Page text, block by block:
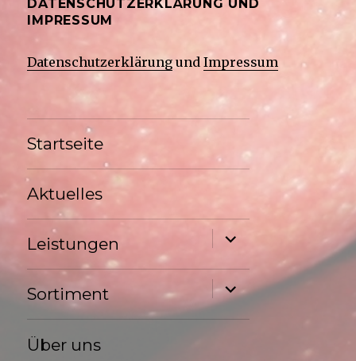
DATENSCHUTZERKLÄRUNG UND
IMPRESSUM
Datenschutzerklärung undImpressum
Startseite
Aktuelles
Leistungen
Untermenü
anzeigen
Sortiment
Untermenü
anzeigen
Über uns